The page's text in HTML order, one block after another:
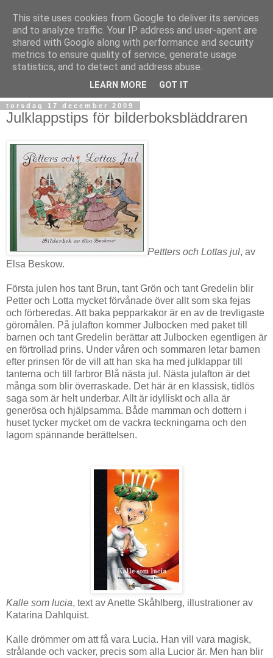
torsdag 17 december 2009
Julklappstips för bilderboksbläddraren
Pettters och Lottas jul, av
Elsa Beskow.
Första julen hos tant Brun, tant Grön och tant Gredelin blir
Petter och Lotta mycket förvånade över allt som ska fejas
och förberedas. Att baka pepparkakor är en av de trevligaste
göromålen. På julafton kommer Julbocken med paket till
barnen och tant Gredelin berättar att Julbocken egentligen är
en förtrollad prins. Under våren och sommaren letar barnen
efter prinsen för de vill att han ska ha med julklappar till
tanterna och till farbror Blå nästa jul. Nästa julafton är det
många som blir överraskade. Det här är en klassisk, tidlös
saga som är helt underbar. Allt är idylliskt och alla är
generösa och hjälpsamma. Både mamman och dottern i
huset tycker mycket om de vackra teckningarna och den
lagom spännande berättelsen.
Kalle som lucia, text av Anette Skåhlberg, illustrationer av
Katarina Dahlquist.
Kalle drömmer om att få vara Lucia. Han vill vara magisk,
strålande och vacker, precis som alla Lucior är. Men han blir
This site uses cookies from Google to deliver its services
and to analyze traffic. Your IP address and user-agent are
shared with Google along with performance and security
metrics to ensure quality of service, generate usage
statistics, and to detect and address abuse.
LEARN MORE GOT IT